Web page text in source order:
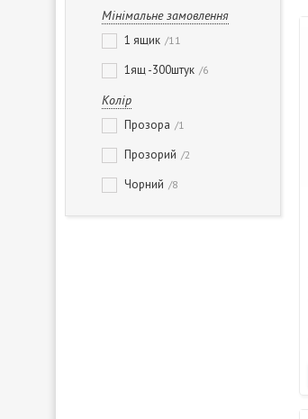
Мінімальне замовлення
1 ящик 11
1ящ -300штук 6
Колір
Прозора 1
Прозорий 2
Чорний 8